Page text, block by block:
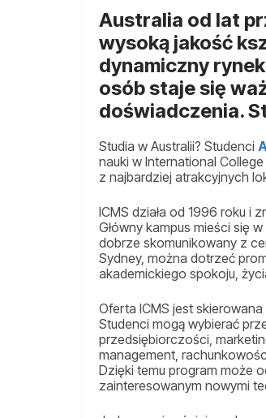
Australia od lat
wysoką jakość
dynamiczny
osób staje się
doświadczenia.
Studia w Australii? Studenci
nauki w International
z najbardziej atrakcyjnych
ICMS działa od 1996 roku i
Główny kampus mieści się
dobrze skomunikowany z
Sydney, można dotrzeć
akademickiego spokoju,
Oferta ICMS jest
Studenci mogą wybierać
przedsiębiorczości,
management,
Dzięki temu program może
zainteresowanym nowymi